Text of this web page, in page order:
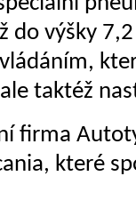
do výšky
taktéž
firma
které